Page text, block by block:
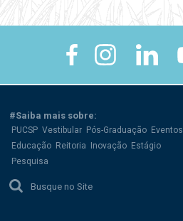
#Saiba mais sobre:
PUCSP Vestibular Pós-Graduação Eventos
Educação Reitoria Inovação Estágio
Pesquisa
Busque no Site